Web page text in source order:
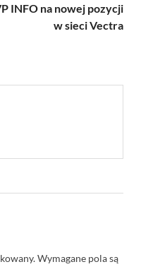
INFO na nowej pozycji
w sieci Vectra
Wymagane pola są